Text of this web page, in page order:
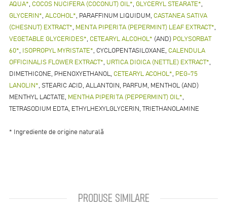
AQUA*, COCOS NUCIFERA (COCONUT) OIL*, GLYCERYL STEARATE*,
GLYCERIN*, ALСOHOL*, PARAFFINUM LIQUIDUM, CASTANEA SATIVA
(CHESNUT) EXTRACT*, MENTA PIPERITA (PEPERMINT) LEAF EXTRACT*,
VEGETABLE GLYCERIDES*, CETEARYL ALCOHOL* (AND) POLYSORBAT
60*, ISOPROPYL MYRISTATE*, CYCLOPENTASILOXANE, CALENDULA
OFFICINALIS FLOWER EXTRACT*, URTICA DIOICA (NETTLE) EXTRACT*,
DIMETHICONE, PHENOXYETHANOL, CETEARYL ACOHOL*, PEG-75
LANOLIN*, STEARIC ACID, ALLANTOIN, PARFUM, MENTHOL (AND)
MENTHYL LACTATE, MENTHA PIPERITA (PEPPERMINT) OIL*,
TETRASODIUM EDTA, ETHYLHEXYLGLYCERIN, TRIETHANOLAMINE
* Ingrediente de origine naturală
PRODUSE SIMILARE